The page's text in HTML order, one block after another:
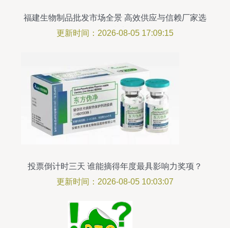
福建生物制品批发市场全景 高效供应与信赖厂家选
择指南
更新时间：2026-08-05 17:09:15
投票倒计时三天 谁能摘得年度最具影响力奖项？
更新时间：2026-08-05 10:03:07